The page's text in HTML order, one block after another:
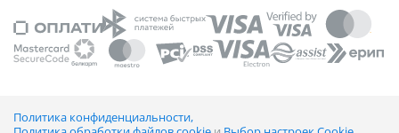
Политика конфиденциальности,